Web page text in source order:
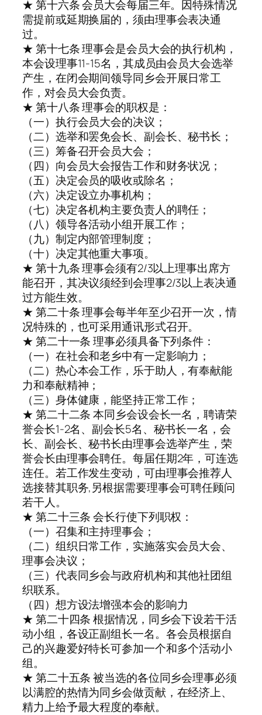
★ 第十六条 会员大会每届三年。因特殊情况
需提前或延期换届的，须由理事会表决通
过。
★ 第十七条 理事会是会员大会的执行机构，
本会设理事11-15名，其成员由会员大会选举
产生，在闭会期间领导同乡会开展日常工
作，对会员大会负责。
★ 第十八条 理事会的职权是：
（一）执行会员大会的决议；
（二）选举和罢免会长、副会长、秘书长；
（三）筹备召开会员大会；
（四）向会员大会报告工作和财务状况；
（五）决定会员的吸收或除名；
（六）决定设立办事机构；
（七）决定各机构主要负责人的聘任；
（八）领导各活动小组开展工作；
（九）制定内部管理制度；
（十）决定其他重大事项。
★ 第十九条 理事会须有2/3以上理事出席方
能召开，其决议须经到会理事2/3以上表决通
过方能生效。
★ 第二十条 理事会每半年至少召开一次，情
况特殊的，也可采用通讯形式召开。
★ 第二十一条 理事必须具备下列条件：
（一）在社会和老乡中有一定影响力；
（二）热心本会工作，乐于助人，有奉献能
力和奉献精神；
（三）身体健康，能坚持正常工作；
★ 第二十二条 本同乡会设会长一名，聘请荣
誉会长1-2名、副会长5名、秘书长一名，会
长、副会长、秘书长由理事会选举产生，荣
誉会长由理事会聘任。每届任期2年，可连选
连任。若工作发生变动，可由理事会推荐人
选接替其职务,另根据需要理事会可聘任顾问
若干人。
★ 第二十三条 会长行使下列职权：
（一）召集和主持理事会；
（二）组织日常工作，实施落实会员大会、
理事会决议；
（三）代表同乡会与政府机构和其他社团组
织联系。
（四）想方设法增强本会的影响力
★ 第二十四条 根据情况，同乡会下设若干活
动小组，各设正副组长一名。各会员根据自
己的兴趣爱好特长可参加一个和多个活动小
组。
★ 第二十五条 被当选的各位同乡会理事必须
以满腔的热情为同乡会做贡献，在经济上、
精力上给予最大程度的奉献。